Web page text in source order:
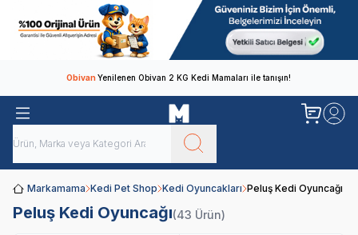
ObivanYenilenen Obivan 2 KG Kedi Mamaları ile tanışın!
Markamama Kedi Pet Shop Kedi Oyuncakları Peluş Kedi Oyuncağı
Peluş Kedi Oyuncağı(43 Ürün)